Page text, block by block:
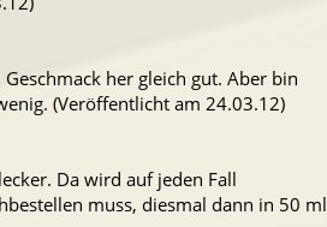
her gleich gut. Aber bin
(Veröffentlicht am 24.03.12)
Da wird auf jeden Fall
muss, diesmal dann in 50 ml